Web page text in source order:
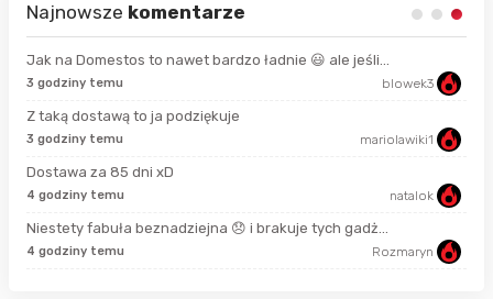
Najnowsze komentarze
Jak na Domestos to nawet bardzo ładnie 😃 ale jeśli...
3 godziny temu blowek3
Z taką dostawą to ja podziękuje
3 godziny temu mariolawiki1
Dostawa za 85 dni xD
4 godziny temu natalok
Niestety fabuła beznadziejna 😞 i brakuje tych gadż...
4 godziny temu Rozmaryn